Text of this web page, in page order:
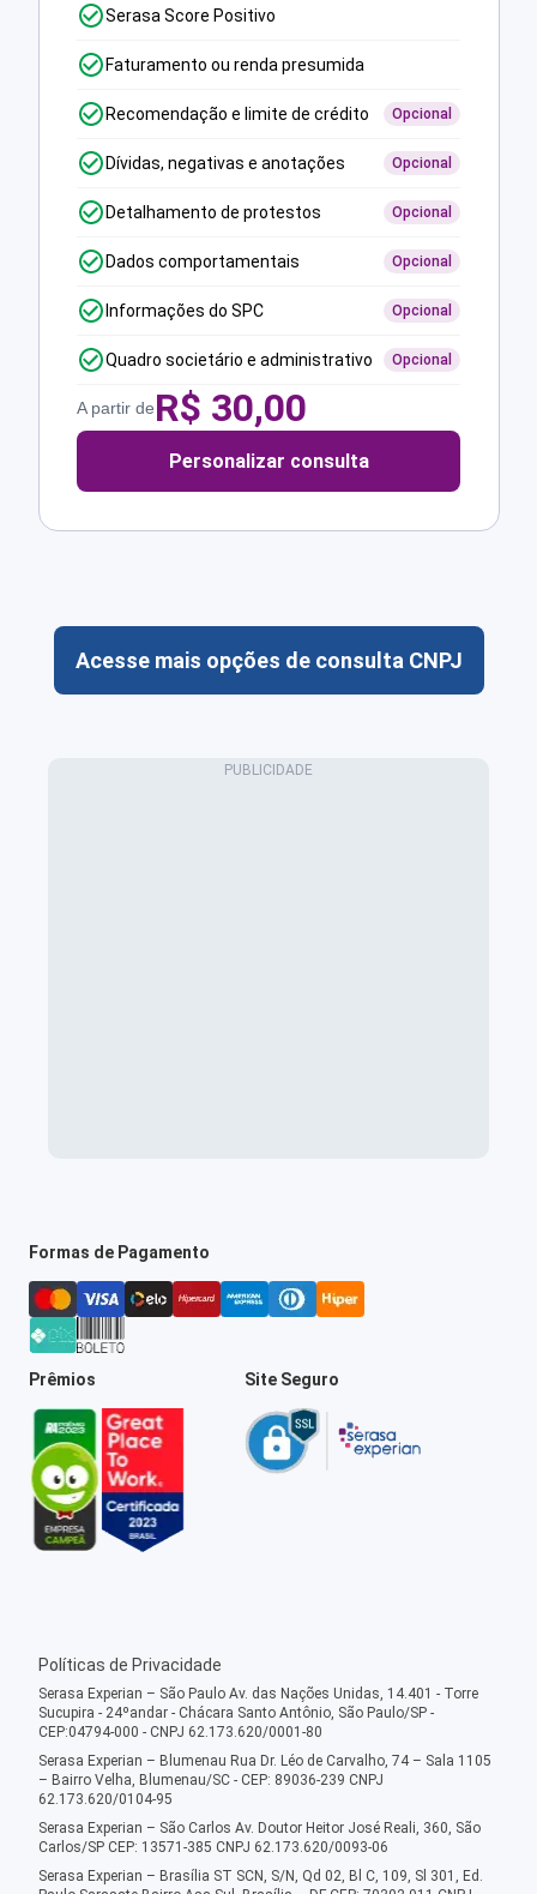
Serasa Score Positivo
Faturamento ou renda presumida
Recomendação e limite de crédito Opcional
Dívidas, negativas e anotações Opcional
Detalhamento de protestos Opcional
Dados comportamentais Opcional
Informações do SPC Opcional
Quadro societário e administrativo Opcional
A partir deR$ 30,00
Personalizar consulta
Acesse mais opções de consulta CNPJ
Formas de Pagamento
Prêmios Site Seguro
Políticas de Privacidade
Serasa Experian – São Paulo Av. das Nações Unidas, 14.401 - Torre
Sucupira - 24ºandar - Chácara Santo Antônio, São Paulo/SP -
CEP:04794-000 - CNPJ 62.173.620/0001-80
Serasa Experian – Blumenau Rua Dr. Léo de Carvalho, 74 – Sala 1105
– Bairro Velha, Blumenau/SC - CEP: 89036-239 CNPJ
62.173.620/0104-95
Serasa Experian – São Carlos Av. Doutor Heitor José Reali, 360, São
Carlos/SP CEP: 13571-385 CNPJ 62.173.620/0093-06
Serasa Experian – Brasília ST SCN, S/N, Qd 02, Bl C, 109, Sl 301, Ed.